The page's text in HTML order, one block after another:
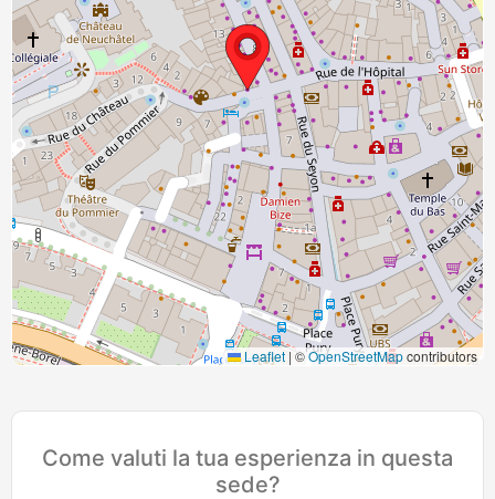
Leaflet | ©OpenStreetMapcontributors
Come valuti la tua esperienza in questa
sede?